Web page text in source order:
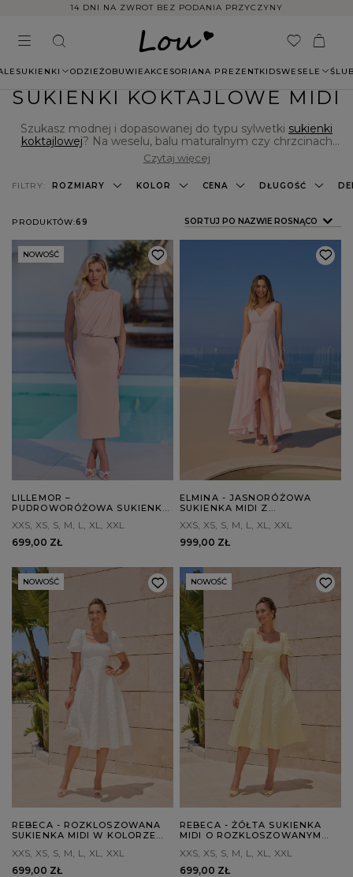
14 DNI NA ZWROT BEZ PODANIA PRZYCZYNY
SUKIENKI ODZIEŻOBUWIEAKCESORIANA PREZENTKIDSWESELE
SUKIENKI KOKTAJLOWE MIDI
Szukasz modnej i dopasowanej do typu sylwetki sukienki
koktajlowej? Na weselu, balu maturalnym czy chrzcinach
siostrzeńca chcesz wyglądać jak prawdziwa gwiazda? A
może jesteś fanką minimalistycznych kreacji? W sklepie
internetowym Lou znajdziesz idealną sukienkę na
szczególne okazje, również na przyjęcia firmowe. Naszym
które doskonale nadają się na imprezy takie jak wesele, ślub,
komunia, a nawet letnie garden party. Co powiesz na
sukienkę koktajlową midi? Sprawdź sama, co dla Ciebie
przygotowaliśmy!
Czytaj więcej
PRODUKTÓW:69 ZMIEŃ SORTOWANIE
SORTUJ PO NAZWIE ROSNĄCO
FILTRY: ROZMIARY KOLOR CENA DŁUGOŚĆ
NOWOŚĆ
LILLEMOR –
PUDROWORÓŻOWA SUKIENKA
KROJU
XXS XS S M L XL XXL
699,00 ZŁ
ELMINA - JASNORÓŻOWA
SUKIENKA MIDI Z
XXS XS S M L XL XXL
999,00 ZŁ
NOWOŚĆ
REBECA - ROZKLOSZOWANA
SUKIENKA MIDI W KOLORZE
XXS XS S M L XL
XXL
699,00 ZŁ
NOWOŚĆ
REBECA - ŻÓŁTA SUKIENKA
MIDI O ROZKLOSZOWANYM
XXS XS S M L XL
XXL
699,00 ZŁ